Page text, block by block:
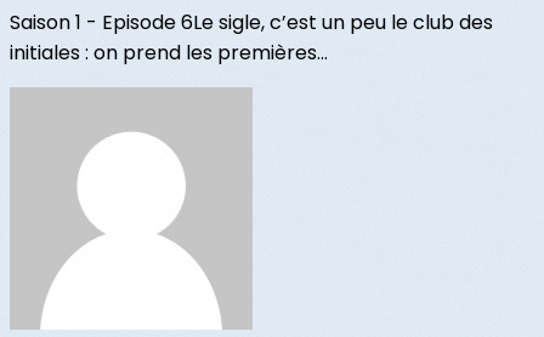
Saison 1 - Episode 6Le sigle, c’est un peu le club des
initiales : on prend les premières...